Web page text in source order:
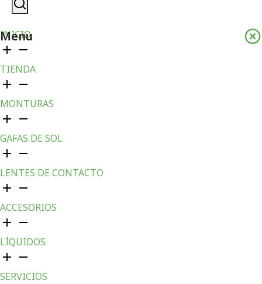
Menu
INICIO
TIENDA
MONTURAS
GAFAS DE SOL
LENTES DE CONTACTO
ACCESORIOS
LÍQUIDOS
SERVICIOS